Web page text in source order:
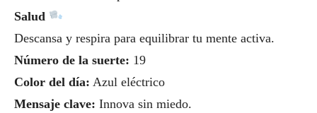
Salud
Descansa y respira para equilibrar tu mente activa.
Número de la suerte: 19
Color del día: Azul eléctrico
Mensaje clave: Innova sin miedo.